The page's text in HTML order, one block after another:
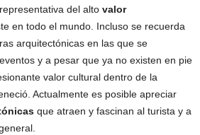
del alto valor
en todo el mundo. Incluso se recuerda
arquitectónicas en las que se
y a pesar que ya no existen en pie
valor cultural dentro de la
Actualmente es posible apreciar
que atraen y fascinan al turista y a